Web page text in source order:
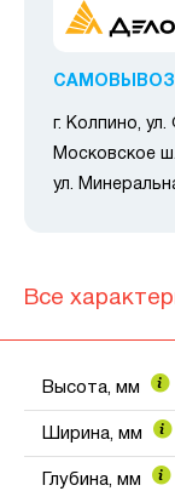
САМОВЫВОЗ
г. Колпино,
Московское
ул.
Все
Высота, мм
Ширина, мм
Глубина, мм